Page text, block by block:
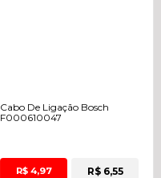
Cabo De Ligação Bosch
F000610047
R$ 4,97 R$ 6,55